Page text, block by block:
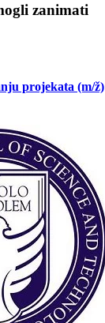
zanimati
projekata (m/ž)